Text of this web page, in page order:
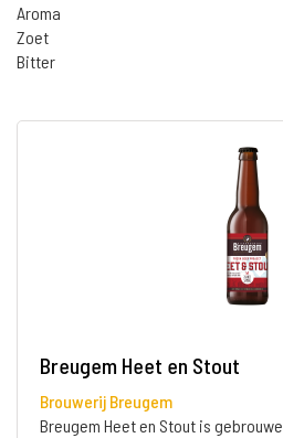
Aroma
Zoet
Bitter
Breugem Heet en Stout
Brouwerij Breugem
Breugem Heet en Stout is